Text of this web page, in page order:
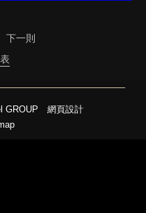
下一則
GROUP 網頁設計